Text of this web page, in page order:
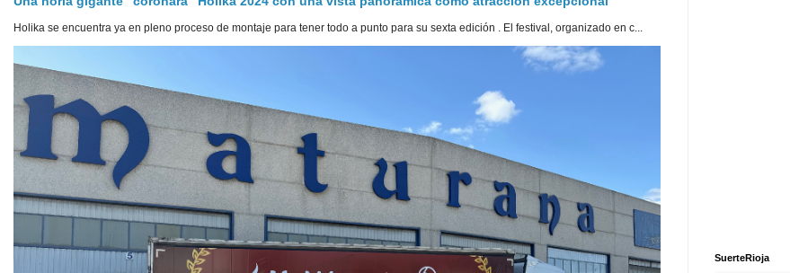
Holika se encuentra ya en pleno proceso de montaje para tener todo a punto para su sexta edición . El festival, organizado en c...
SuerteRioja